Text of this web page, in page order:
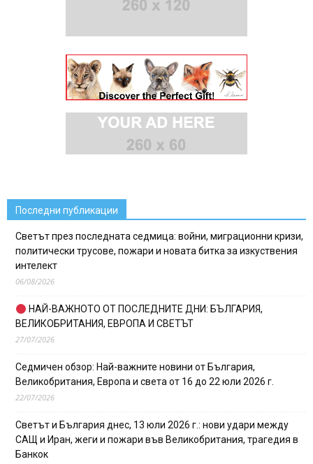
Последни публикации
Светът през последната седмица: войни, миграционни кризи,
политически трусове, пожари и новата битка за изкуствения
интелект
06/08/2026
НАЙ-ВАЖНОТО ОТ ПОСЛЕДНИТЕ ДНИ: БЪЛГАРИЯ,
ВЕЛИКОБРИТАНИЯ, ЕВРОПА И СВЕТЪТ
27/07/2026
Седмичен обзор: Най-важните новини от България,
Великобритания, Европа и света от 16 до 22 юли 2026 г.
22/07/2026
Светът и България днес, 13 юли 2026 г.: нови удари между
САЩ и Иран, жеги и пожари във Великобритания, трагедия в
Банкок